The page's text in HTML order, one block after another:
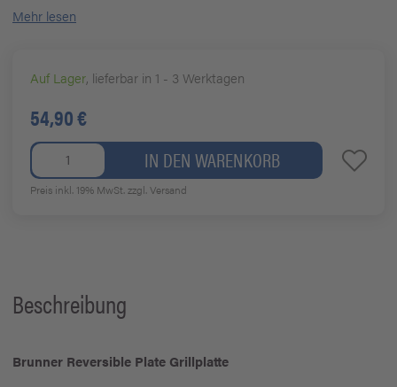
Mehr lesen
Auf Lager, lieferbar in 1 - 3 Werktagen
54,90 €
IN DEN WARENKORB
Preis inkl. 19% MwSt.zzgl. Versand
Beschreibung
Brunner Reversible Plate Grillplatte